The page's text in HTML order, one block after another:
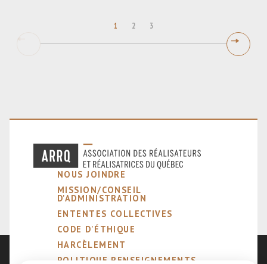
1 2 3
NOUS JOINDRE
MISSION/CONSEIL
D'ADMINISTRATION
ENTENTES COLLECTIVES
CODE D'ÉTHIQUE
HARCÈLEMENT
POLITIQUE RENSEIGNEMENTS